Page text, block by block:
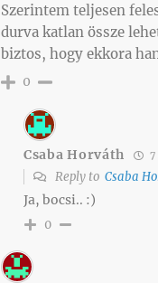
Szerintem teljesen
durva katlan össze
biztos, hogy ekkora
0
Csaba Horváth 7
Reply to Csaba
Ja, bocsi.. :)
0